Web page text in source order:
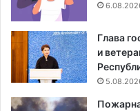
Глава
и